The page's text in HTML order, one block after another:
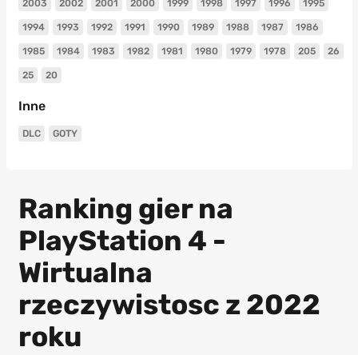
2003 2002 2001 2000 1999 1998 1997 1996 1995
1994 1993 1992 1991 1990 1989 1988 1987 1986
1985 1984 1983 1982 1981 1980 1979 1978 205 26
25 20
Inne
DLC GOTY
Ranking gier na
PlayStation 4 -
Wirtualna
rzeczywistosc z 2022
roku